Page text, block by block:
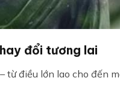
đổi tương lai
từ điều lớn lao cho đến